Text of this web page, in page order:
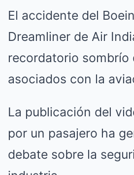
El accidente del
Dreamliner de Air
recordatorio sombrío
asociados con la
La publicación del
por un pasajero ha
debate sobre la